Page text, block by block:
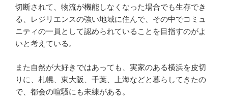
切断されて、物流が機能しなくなった場合でも生存でき
る、レジリエンスの強い地域に住んで、その中でコミュ
ニティの一員として認められていることを目指すのがよ
いと考えている。
また自然が大好きではあっても、実家のある横浜を皮切
りに、札幌、東大阪、千葉、上海などと暮らしてきたの
で、都会の喧騒にも未練がある。